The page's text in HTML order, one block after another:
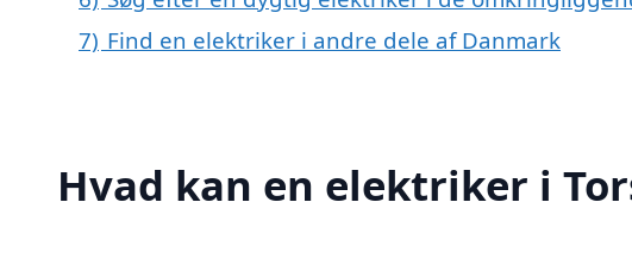
7) Find en elektriker i andre dele af Danmark
Hvad kan en elektriker i